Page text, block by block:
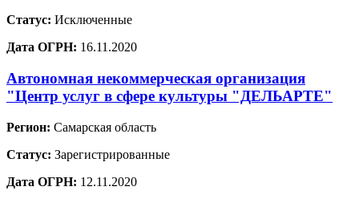
Статус: Исключенные
Дата ОГРН: 16.11.2020
Автономная некоммерческая организация
"Центр услуг в сфере культуры "ДЕЛЬАРТЕ"
Регион: Самарская область
Статус: Зарегистрированные
Дата ОГРН: 12.11.2020